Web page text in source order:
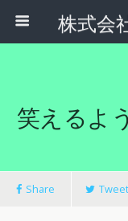
笑えるよ
Share Tweet